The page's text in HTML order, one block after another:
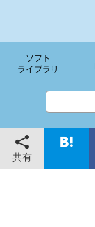
ソフト
ライブラリ
共有